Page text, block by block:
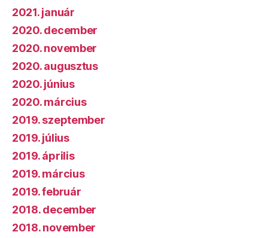
2021. január
2020. december
2020. november
2020. augusztus
2020. június
2020. március
2019. szeptember
2019. július
2019. április
2019. március
2019. február
2018. december
2018. november